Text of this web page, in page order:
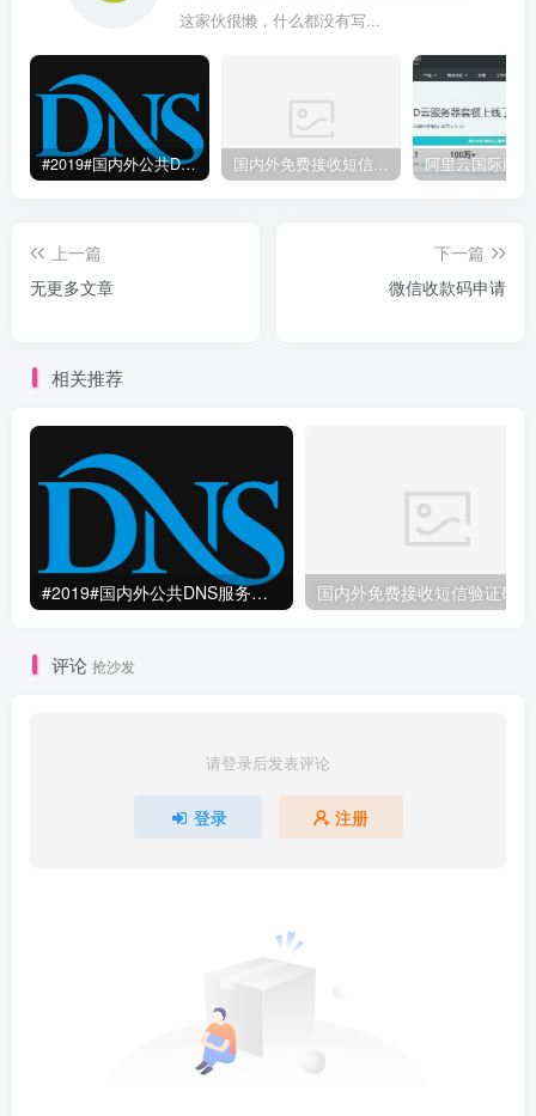
这家伙很懒，什么都没有写...
#2019#国内外公共DNS服务整理汇总-更快更安全更稳定本地DNS解析服务 国内外免费接收短信验证码平台网站
上一篇
无更多文章
下一篇
微信收款码申请
相关推荐
#2019#国内外公共DNS服务整理汇总-更快更安全更稳定本地DNS解析服务
评论 抢沙发
请登录后发表评论
登录 注册